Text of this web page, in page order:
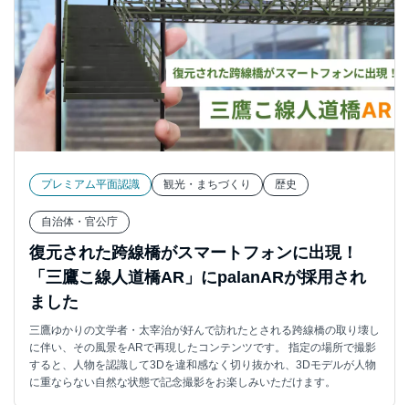
プレミアム平面認識 観光・まちづくり 歴史
自治体・官公庁
復元された跨線橋がスマートフォンに出現！
「三鷹こ線人道橋AR」にpalanARが採用され
ました
三鷹ゆかりの文学者・太宰治が好んで訪れたとされる跨線橋の取り壊し
に伴い、その風景をARで再現したコンテンツです。 指定の場所で撮影
すると、人物を認識して3Dを違和感なく切り抜かれ、3Dモデルが人物
に重ならない自然な状態で記念撮影をお楽しみいただけます。